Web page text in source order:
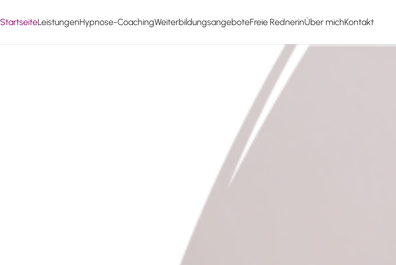
StartseiteLeistungenHypnose-CoachingWeiterbildungsangeboteFreie RednerinÜber michKontakt